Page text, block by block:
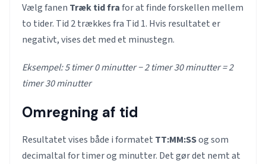
Vælg fanen Træk tid frafor at finde forskellen mellem
to tider. Tid 2 trækkes fra Tid 1. Hvis resultatet er
negativt, vises det med et minustegn.
Eksempel: 5 timer 0 minutter − 2 timer 30 minutter = 2
timer 30 minutter
Omregning af tid
Resultatet vises både i formatet TT:MM:SSog som
decimaltal for timer og minutter. Det gør det nemt at